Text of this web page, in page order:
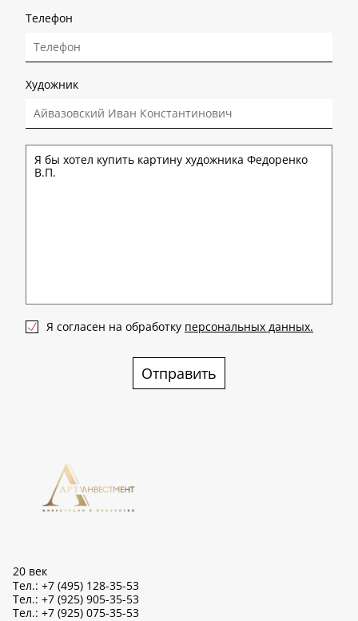
Телефон
Художник
Я согласен на обработку персональных данных.
Отправить
20 век
Тел.: +7 (495) 128-35-53
Тел.: +7 (925) 905-35-53
Тел.: +7 (925) 075-35-53